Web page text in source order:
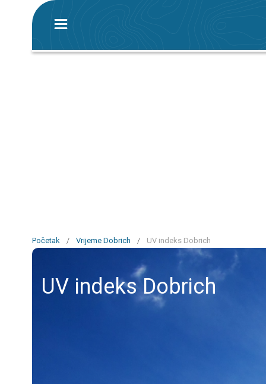
Početak / Vrijeme Dobrich / UV indeks Dobrich
UV indeks Dobrich